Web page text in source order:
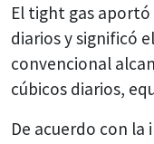
El tight gas
diarios y significó
convencional
cúbicos diarios,
De acuerdo con